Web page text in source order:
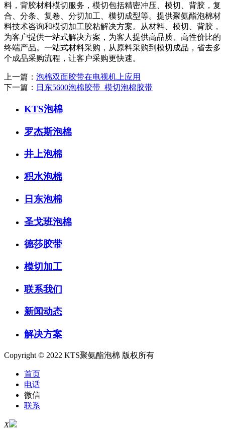
料，背胶材料模切服务，模切包括精密冲压、模切、背胶，复
合、分条、复卷、分切加工、模切成型等。提供聚氨酯泡棉材
料技术咨询和模切加工胶粘解决方案。从材料、模切、背胶，
为客户提供一站式解决方案，为客人提供高品质、高性价比的
终端产品。一站式材料采购，从原料采购到模切成品，省去多
个成品采购流程，让客户采购更快速。
上一篇： 泡棉双面胶带在电视机上应用
下一篇： 日东5600泡棉胶带_模切泡棉胶带
KTS泡棉
罗杰斯泡棉
井上泡棉
积水泡棉
日东泡棉
圣戈班泡棉
德莎胶带
模切加工
联系我们
新闻动态
解决方案
Copyright © 2022 KTS聚氨酯泡棉 版权所有
首页
电话
微信
联系
X